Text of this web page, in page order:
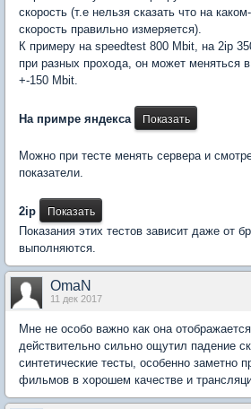
скорость (т.е нельзя сказать что на
скорость правильно измеряется).
К примеру на speedtest 800 Mbit, на 2ip
при разных прохода, он может меняться
+-150 Mbit.
На примре яндекса
Можно при тесте менять сервера и
показатели.
2ip
Показания этих тестов зависит даже от
выполняются.
OmaN
11 дек 2017
Мне не особо важно как она
действительно сильно ощутил падение
синтетические тесты, особенно заметно
фильмов в хорошем качестве и